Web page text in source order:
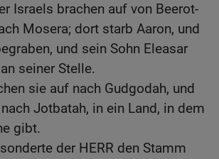
Israels brachen auf von Beerot-
Mosera; dort starb Aaron, und
und sein Sohn Eleasar
seiner Stelle.
sie auf nach Gudgodah, und
Jotbatah, in ein Land, in dem
gibt.
der HERR den Stamm